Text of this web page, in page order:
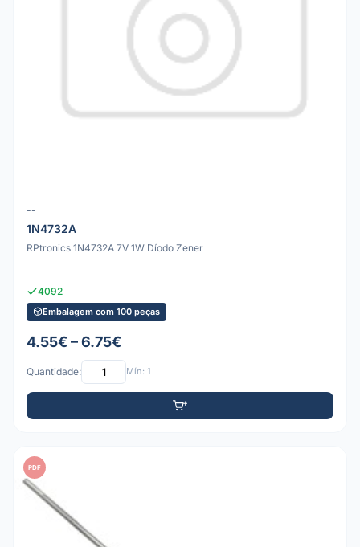
--
1N4732A
RPtronics 1N4732A 7V 1W Díodo Zener
4092
Embalagem com 100 peças
4.55€ – 6.75€
Quantidade: Mín: 1
PDF